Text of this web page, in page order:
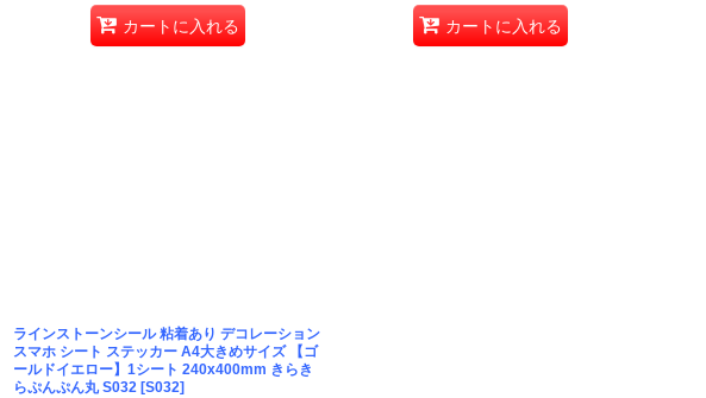
カートに入れる カートに入れる
ラインストーンシール 粘着あり デコレーション
スマホ シート ステッカー A4大きめサイズ 【ゴ
ールドイエロー】1シート 240x400mm きらき
らぷんぷん丸 S032 [S032]